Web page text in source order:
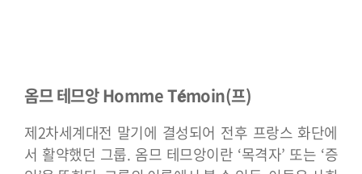
옴므 테므앙 Homme Témoin(프)
제2차세계대전 말기에 결성되어 전후 프랑스 화단에
서 활약했던 그룹. 옴므 테므앙이란 ‘목격자’ 또는 ‘증